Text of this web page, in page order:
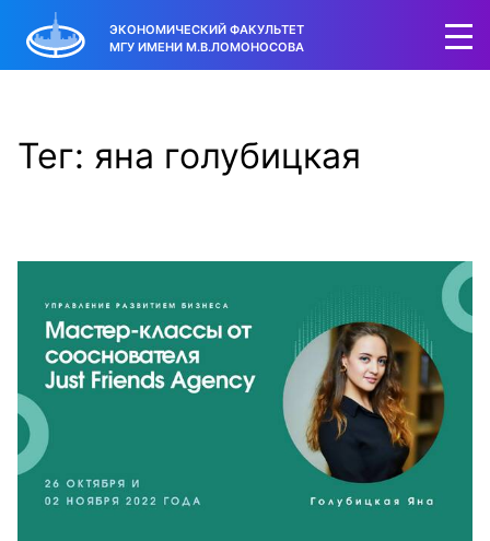
ЭКОНОМИЧЕСКИЙ ФАКУЛЬТЕТ
МГУ ИМЕНИ М.В.ЛОМОНОСОВА
Тег: яна голубицкая